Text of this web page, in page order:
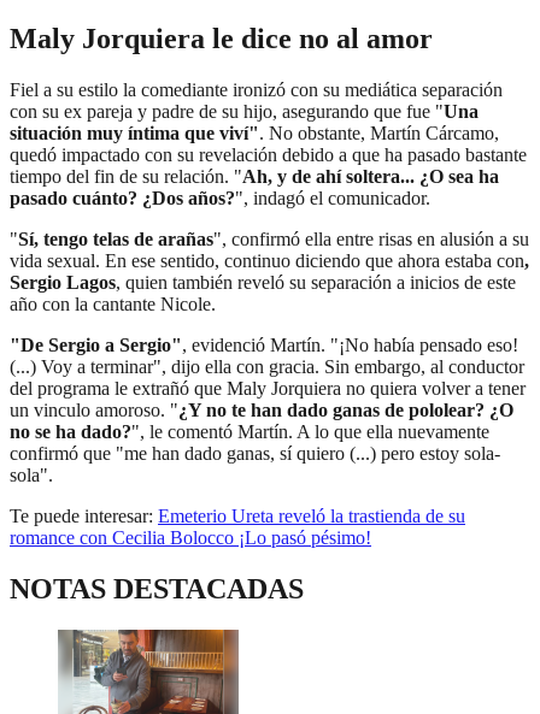
Maly Jorquiera le dice no al amor
Fiel a su estilo la comediante ironizó con su mediática separación
con su ex pareja y padre de su hijo, asegurando que fue "Una
situación muy íntima que viví". No obstante, Martín Cárcamo,
quedó impactado con su revelación debido a que ha pasado bastante
tiempo del fin de su relación. "Ah, y de ahí soltera... ¿O sea ha
pasado cuánto? ¿Dos años?", indagó el comunicador.
"Sí, tengo telas de arañas", confirmó ella entre risas en alusión a su
vida sexual. En ese sentido, continuo diciendo que ahora estaba con,
Sergio Lagos, quien también reveló su separación a inicios de este
año con la cantante Nicole.
"De Sergio a Sergio", evidenció Martín. "¡No había pensado eso!
(...) Voy a terminar", dijo ella con gracia. Sin embargo, al conductor
del programa le extrañó que Maly Jorquiera no quiera volver a tener
un vinculo amoroso. "¿Y no te han dado ganas de pololear? ¿O
no se ha dado?", le comentó Martín. A lo que ella nuevamente
confirmó que "me han dado ganas, sí quiero (...) pero estoy sola-
sola".
Te puede interesar: Emeterio Ureta reveló la trastienda de su
romance con Cecilia Bolocco ¡Lo pasó pésimo!
NOTAS DESTACADAS